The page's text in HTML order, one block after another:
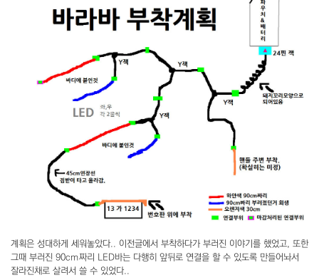
계획은 성대하게 세워놓았다.. 이전글에서 부착하다가 부러진 이야기를 했었고, 또한
그때 부러진 90cm짜리 LED바는 다행히 앞뒤로 연결을 할 수 있도록 만들어놔서
잘라진채로 살려서 쓸 수 있었다..